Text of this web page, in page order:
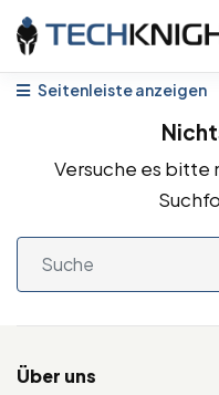
Seitenleiste anzeigen
Versuche es bitte
Über uns